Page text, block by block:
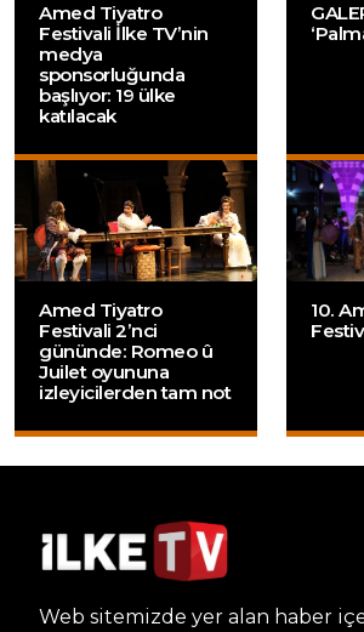
Amed Tiyatro
Festivali İlke TV’nin
medya
sponsorluğunda
başlıyor: 19 ülke
katılacak
Amed Tiyatro
Festivali 2’nci
gününde: Romeo û
Juilet oyununa
izleyicilerden tam not
10.
Web sitemizde yer alan haber